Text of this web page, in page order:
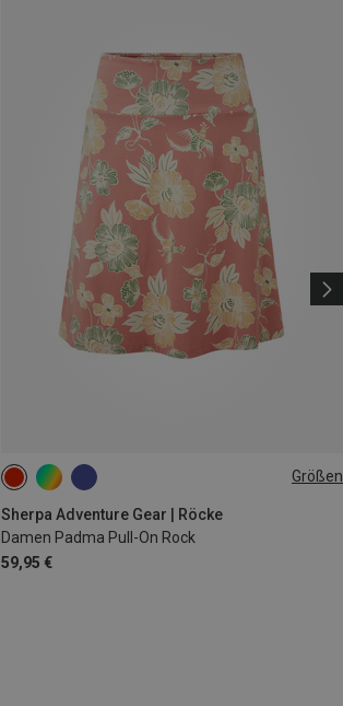
Größen
Sherpa Adventure Gear | Röcke
Damen Padma Pull-On Rock
59,95 €
XL